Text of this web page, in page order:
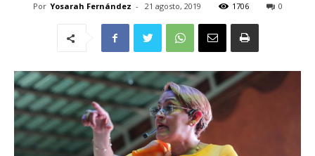
Por Yosarah Fernández - 21 agosto, 2019 1706 0